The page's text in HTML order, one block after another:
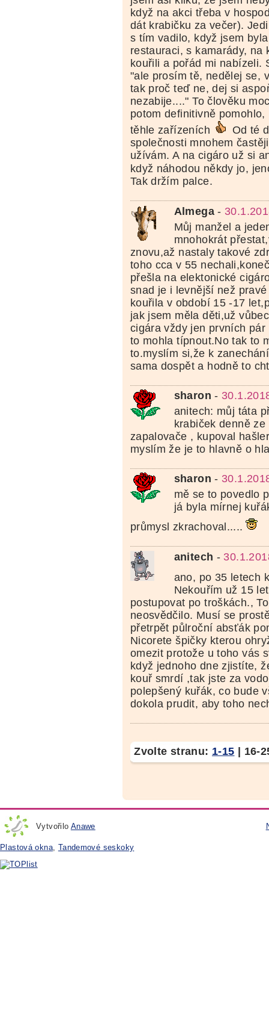
když na akci třeba v
dát krabičku za večer).
s tím vadilo, když jsem
restauraci, s kamarády, na
kouřili a pořád mi nabízeli.
"ale prosím tě, nedělej se,
tak proč teď ne, dej si
nezabije...." To člověku
potom definitivně
těhle zařízeních
Od té
společnosti mnohem
užívám. A na cigáro už si
když náhodou někdy jo,
Tak držím palce.
Almega-
Můj manžel a
mnohokrát
znovu,až nastaly takové
toho cca v 55
přešla na elektonické
snad je i levnější než
kouřila v období 15 -17
jak jsem měla děti,už
cigára vždy jen prvních
to mohla típnout.No tak to
to.myslím si,že k
sama dospět a hodně to
sharon -
anitech: můj táta
krabiček denně
zapalovače , kupoval
myslím že je to hlavně o
sharon -
mě se to povedlo
já byla mírnej
průmysl zkrachoval.....
anitech -
ano, po 35 letech
Nekouřím už 15
postupovat po troškách.,
neosvědčilo. Musí se
přetrpět půlroční absťák
Nicorete špičky kterou
omezit protože u toho vás
když jednoho dne zjistíte,
kouř smrdí ,tak jste za
polepšený kuřák, co bude
dokola prudit, aby toho
Zvolte stranu: 1-15 16-
Vytvořilo Anawe
Plastová okna, Tandemové seskoky